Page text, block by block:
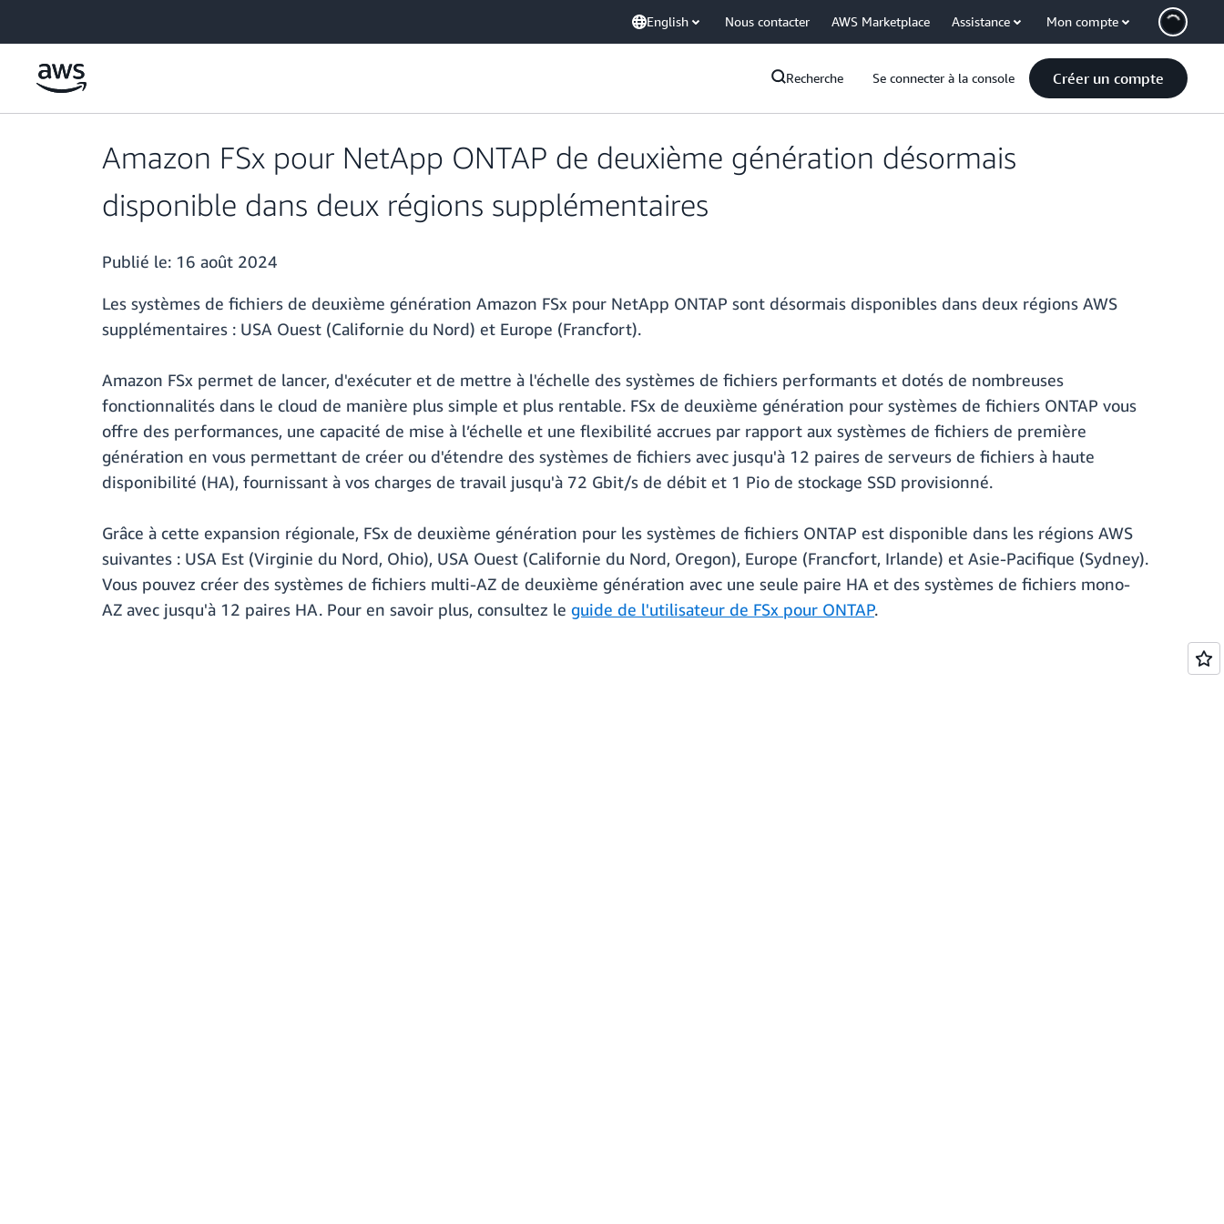
English Nous contacter AWS Marketplace Assistance Mon compte
Recherche Se connecter à la console Créer un compte
Amazon FSx pour NetApp ONTAP de deuxième génération désormais
disponible dans deux régions supplémentaires
Publié le: 16 août 2024
Les systèmes de fichiers de deuxième génération Amazon FSx pour NetApp ONTAP sont désormais disponibles dans deux régions AWS
supplémentaires : USA Ouest (Californie du Nord) et Europe (Francfort).
Amazon FSx permet de lancer, d'exécuter et de mettre à l'échelle des systèmes de fichiers performants et dotés de nombreuses
fonctionnalités dans le cloud de manière plus simple et plus rentable. FSx de deuxième génération pour systèmes de fichiers ONTAP vous
offre des performances, une capacité de mise à l’échelle et une flexibilité accrues par rapport aux systèmes de fichiers de première
génération en vous permettant de créer ou d'étendre des systèmes de fichiers avec jusqu'à 12 paires de serveurs de fichiers à haute
disponibilité (HA), fournissant à vos charges de travail jusqu'à 72 Gbit/s de débit et 1 Pio de stockage SSD provisionné.
Grâce à cette expansion régionale, FSx de deuxième génération pour les systèmes de fichiers ONTAP est disponible dans les régions AWS
suivantes : USA Est (Virginie du Nord, Ohio), USA Ouest (Californie du Nord, Oregon), Europe (Francfort, Irlande) et Asie-Pacifique (Sydney).
Vous pouvez créer des systèmes de fichiers multi-AZ de deuxième génération avec une seule paire HA et des systèmes de fichiers mono-
AZ avec jusqu'à 12 paires HA. Pour en savoir plus, consultez le guide de l'utilisateur de FSx pour ONTAP.